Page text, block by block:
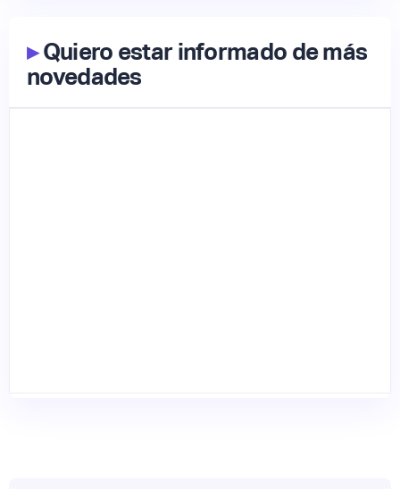
▸Quiero estar informado de más
novedades